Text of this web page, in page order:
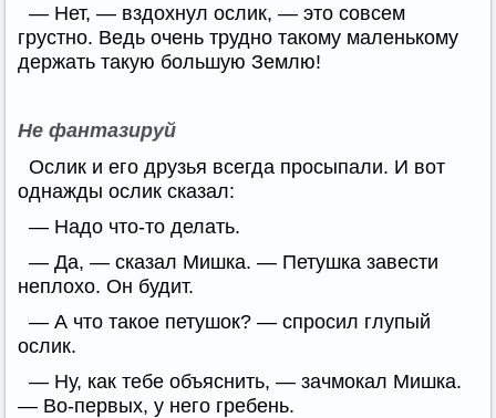
— Нет, — вздохнул ослик, — это совсем
грустно. Ведь очень трудно такому маленькому
держать такую большую Землю!
Не фантазируй
Ослик и его друзья всегда просыпали. И вот
однажды ослик сказал:
— Надо что-то делать.
— Да, — сказал Мишка. — Петушка завести
неплохо. Он будит.
— А что такое петушок? — спросил глупый
ослик.
— Ну, как тебе объяснить, — зачмокал Мишка.
— Во-первых, у него гребень.